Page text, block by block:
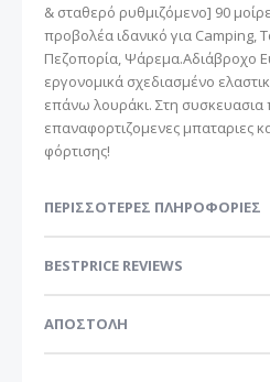
& σταθερό ρυθμιζόμενο] 90
προβολέα ιδανικό για Camping,
Πεζοπορία, Ψάρεμα.Αδιάβροχο
εργονομικά σχεδιασμένο
επάνω λουράκι. Στη συσκευασια
επαναφορτιζομενες μπαταριες
φόρτισης!
ΠΕΡΙΣΣΌΤΕΡΕΣ ΠΛΗΡΟΦΟΡΊΕΣ
BESTPRICE REVIEWS
ΑΠΟΣΤΟΛΗ